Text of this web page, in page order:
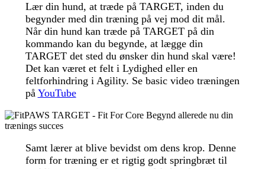
Lær din hund, at træde på TARGET, inden du
begynder med din træning på vej mod dit mål.
Når din hund kan træde på TARGET på din
kommando kan du begynde, at lægge din
TARGET det sted du ønsker din hund skal være!
Det kan været et felt i Lydighed eller en
feltforhindring i Agility. Se basic video træningen
på YouTube
Samt lærer at blive bevidst om dens krop. Denne
form for træning er et rigtig godt springbræt til